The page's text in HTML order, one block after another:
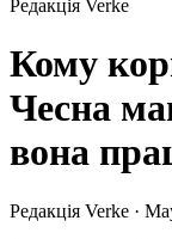
Редакція Verke
Кому
Чесна
вона
Редакція Verke ·